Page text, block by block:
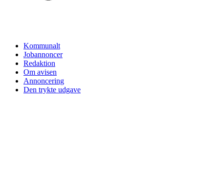
Kommunalt
Jobannoncer
Redaktion
Om avisen
Annoncering
Den trykte udgave